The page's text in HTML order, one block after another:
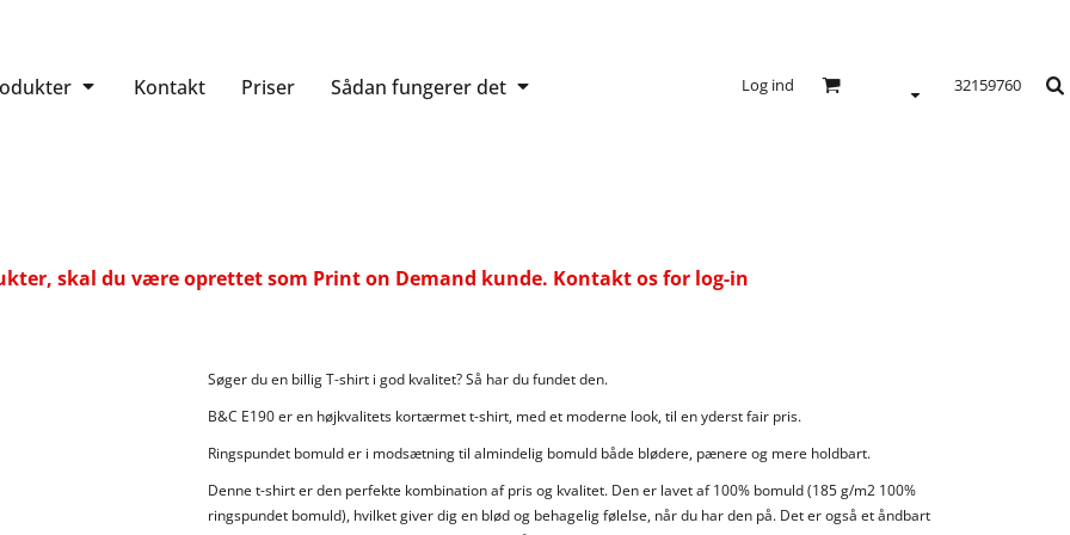
Kontakt Priser Sådan fungerer det Log ind 32159760
skal du være oprettet som Print on Demand kunde. Kontakt os for log-in
Søger du en billig T-shirt i god kvalitet? Så har du fundet den.
B&C E190 er en højkvalitets kortærmet t-shirt, med et moderne look, til en yderst fair pris.
Ringspundet bomuld er i modsætning til almindelig bomuld både blødere, pænere og mere holdbart.
Denne t-shirt er den perfekte kombination af pris og kvalitet. Den er lavet af 100% bomuld (185 g/m2 100%
ringspundet bomuld), hvilket giver dig en blød og behagelig følelse, når du har den på. Det er også et åndbart